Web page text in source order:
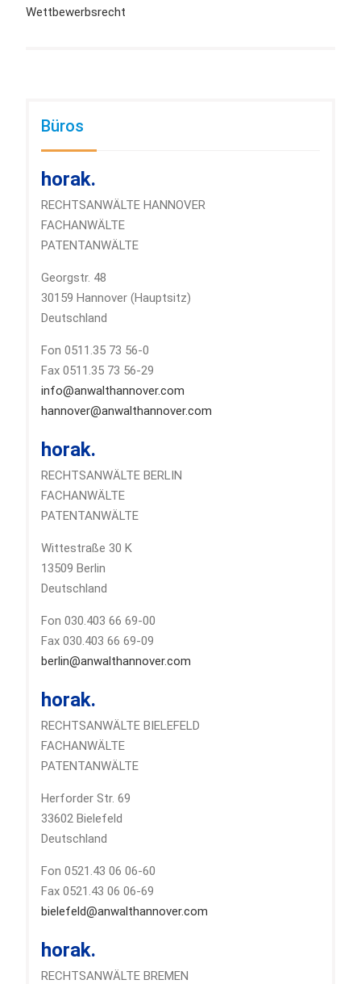
Wettbewerbsrecht
Büros
horak.
RECHTSANWÄLTE HANNOVER
FACHANWÄLTE
PATENTANWÄLTE
Georgstr. 48
30159 Hannover (Hauptsitz)
Deutschland
Fon 0511.35 73 56-0
Fax 0511.35 73 56-29
info@anwalthannover.com
hannover@anwalthannover.com
horak.
RECHTSANWÄLTE BERLIN
FACHANWÄLTE
PATENTANWÄLTE
Wittestraße 30 K
13509 Berlin
Deutschland
Fon 030.403 66 69-00
Fax 030.403 66 69-09
berlin@anwalthannover.com
horak.
RECHTSANWÄLTE BIELEFELD
FACHANWÄLTE
PATENTANWÄLTE
Herforder Str. 69
33602 Bielefeld
Deutschland
Fon 0521.43 06 06-60
Fax 0521.43 06 06-69
bielefeld@anwalthannover.com
horak.
RECHTSANWÄLTE BREMEN